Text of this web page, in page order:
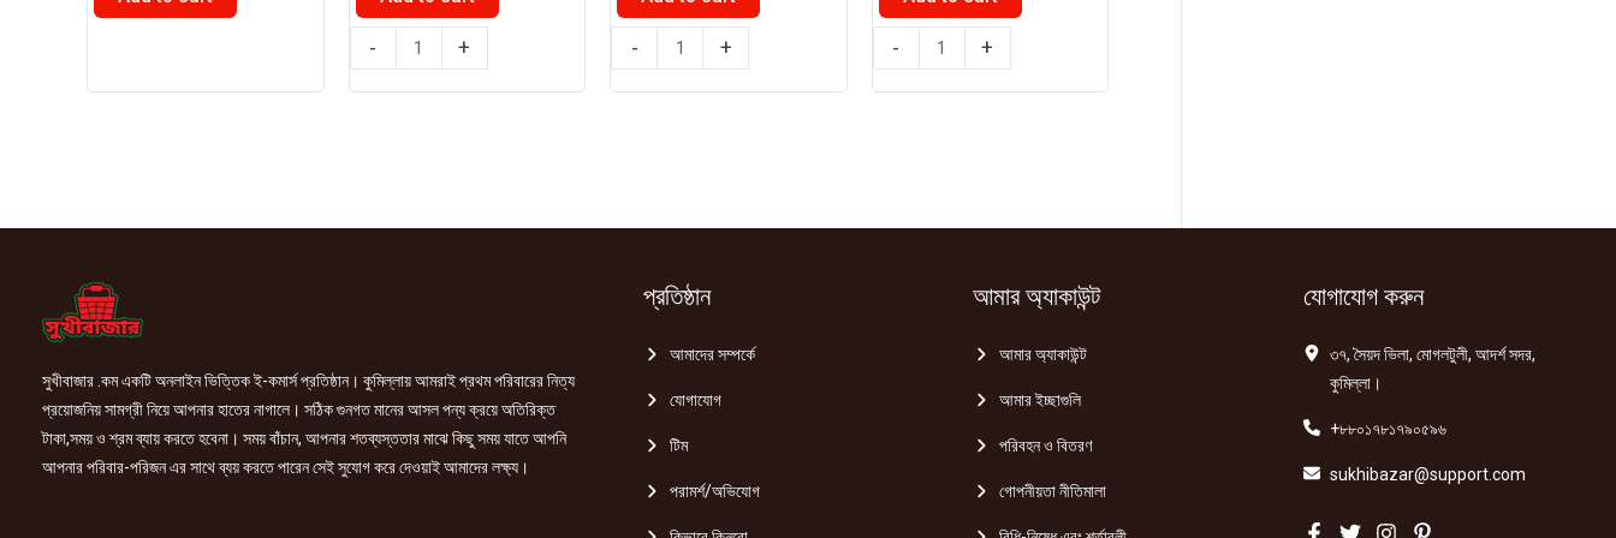
টমেটু
৳ 125.00.
৳ 120.00.
-
ফুড
টমেটো
+
৳ 290.00.
৳ 280.00.
-
টমেটো
সস
+
৳ 110.00.
৳ 100.00.
-
রসুনের
সস
+
সুখীবাজার .কম একটি অনলাইন ভিত্তিক ই-কমার্স প্রতিষ্ঠান। কুমিল্লায় আমরাই প্রথম পরিবারের নিত্য
প্রয়োজনিয় সামগ্রী নিয়ে আপনার হাতের নাগালে। সঠিক গুনগত মানের আসল পন্য ক্রয়ে অতিরিক্ত
টাকা,সময় ও শ্রম ব্যায় করতে হবেনা। সময় বাঁচান, আপনার শতব্যস্ততার মাঝে কিছু সময় যাতে আপনি
আপনার পরিবার-পরিজন এর সাথে ব্যয় করতে পারেন সেই সুযোগ করে দেওয়াই আমাদের লক্ষ্য।
প্রতিষ্ঠান
আমাদের সম্পর্কে
যোগাযোগ
টিম
পরামর্শ/অভিযোগ
আমার অ্যাকাউন্ট
আমার অ্যাকাউন্ট
আমার ইচ্ছাগুলি
পরিবহন ও বিতরণ
গোপনীয়তা নীতিমালা
যোগাযোগ করুন
৩৭, সৈয়দ ভিলা, মোগলটুলী, আদর্শ সদর,
কুমিল্লা।
+৮৮০১৭৮১৭৯০৫৯৬
sukhibazar@support.com